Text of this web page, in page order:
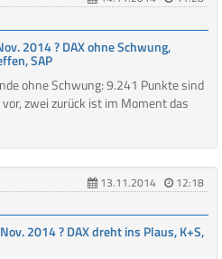
2014 ? DAX ohne Schwung,
SAP
ohne Schwung: 9.241 Punkte sind
zwei zurück ist im Moment das
13.11.2014
12:18
2014 ? DAX dreht ins Plaus, K+S,